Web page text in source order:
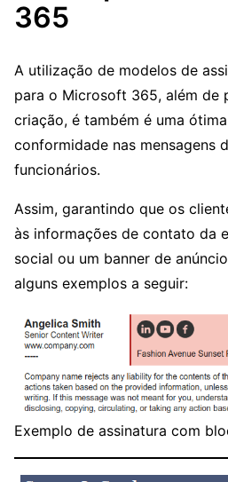
365
A utilização de modelos de
para o Microsoft 365, além de
criação, é também é uma
conformidade nas mensagens
funcionários.
Assim, garantindo que os
às informações de contato da
social ou um banner de
alguns exemplos a seguir:
Exemplo de assinatura com